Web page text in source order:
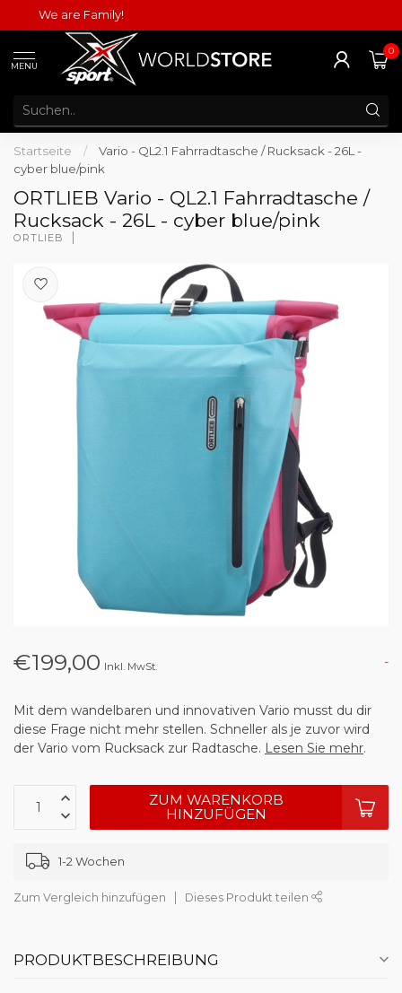
We are Family!
MENU
0
Startseite /
Vario - QL2.1 Fahrradtasche / Rucksack - 26L -
cyber blue/pink
ORTLIEB Vario - QL2.1 Fahrradtasche /
Rucksack - 26L - cyber blue/pink
ORTLIEB
€199,00 Inkl. MwSt. -
Mit dem wandelbaren und innovativen Vario musst du dir
diese Frage nicht mehr stellen. Schneller als je zuvor wird
der Vario vom Rucksack zur Radtasche. Lesen Sie mehr.
ZUM WARENKORB
HINZUFÜGEN
1-2 Wochen
Zum Vergleich hinzufügen Dieses Produkt teilen
PRODUKTBESCHREIBUNG